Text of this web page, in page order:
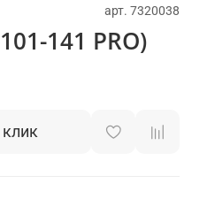
арт. 7320038
141 PRO)